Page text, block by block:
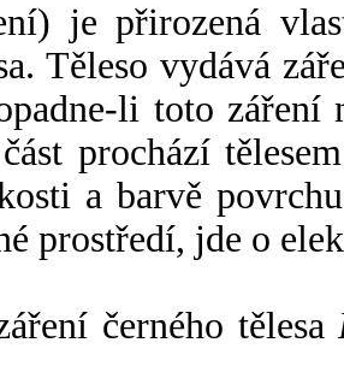
je přirozená
Těleso vydává
li toto záření
prochází
a barvě
prostředí, jde o
černého tělesa